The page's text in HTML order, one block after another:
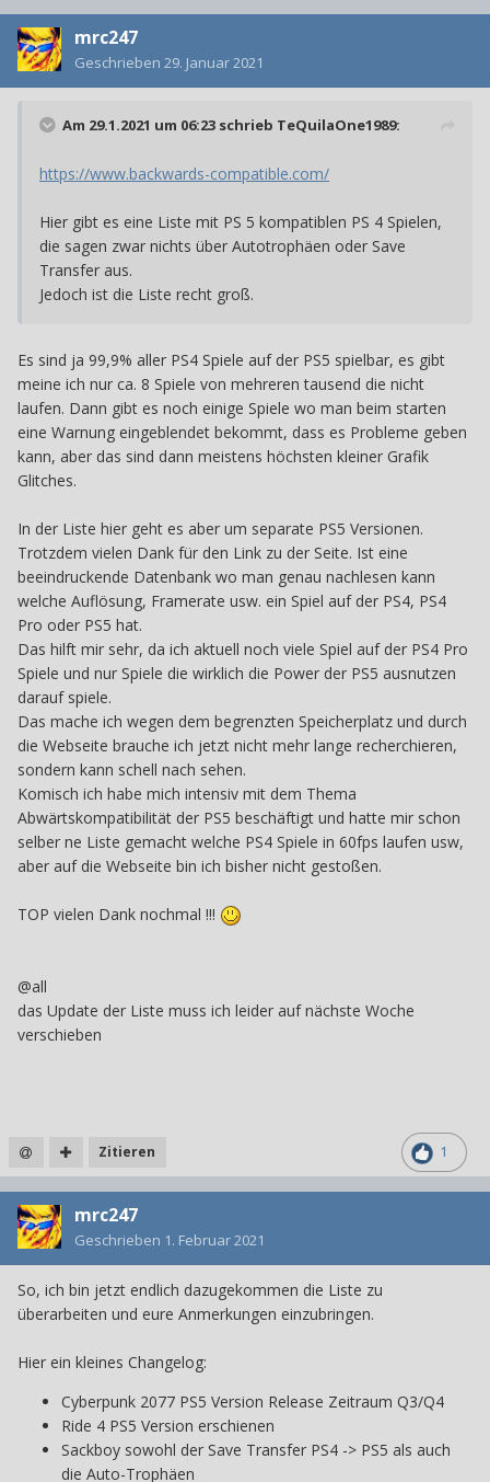
mrc247
Geschrieben 29. Januar 2021
Am 29.1.2021 um 06:23 schrieb TeQuilaOne1989:
https://www.backwards-compatible.com/
Hier gibt es eine Liste mit PS 5 kompatiblen PS 4 Spielen,
die sagen zwar nichts über Autotrophäen oder Save
Transfer aus.
Jedoch ist die Liste recht groß.
Es sind ja 99,9% aller PS4 Spiele auf der PS5 spielbar, es gibt
meine ich nur ca. 8 Spiele von mehreren tausend die nicht
laufen. Dann gibt es noch einige Spiele wo man beim starten
eine Warnung eingeblendet bekommt, dass es Probleme geben
kann, aber das sind dann meistens höchsten kleiner Grafik
Glitches.
In der Liste hier geht es aber um separate PS5 Versionen.
Trotzdem vielen Dank für den Link zu der Seite. Ist eine
beeindruckende Datenbank wo man genau nachlesen kann
welche Auflösung, Framerate usw. ein Spiel auf der PS4, PS4
Pro oder PS5 hat.
Das hilft mir sehr, da ich aktuell noch viele Spiel auf der PS4 Pro
Spiele und nur Spiele die wirklich die Power der PS5 ausnutzen
darauf spiele.
Das mache ich wegen dem begrenzten Speicherplatz und durch
die Webseite brauche ich jetzt nicht mehr lange recherchieren,
sondern kann schell nach sehen.
Komisch ich habe mich intensiv mit dem Thema
Abwärtskompatibilität der PS5 beschäftigt und hatte mir schon
selber ne Liste gemacht welche PS4 Spiele in 60fps laufen usw,
aber auf die Webseite bin ich bisher nicht gestoßen.
TOP vielen Dank nochmal !!!
@all
das Update der Liste muss ich leider auf nächste Woche
verschieben
1
Zitieren
mrc247
Geschrieben 1. Februar 2021
So, ich bin jetzt endlich dazugekommen die Liste zu
überarbeiten und eure Anmerkungen einzubringen.
Hier ein kleines Changelog:
Cyberpunk 2077 PS5 Version Release Zeitraum Q3/Q4
Ride 4 PS5 Version erschienen
Sackboy sowohl der Save Transfer PS4 -> PS5 als auch
die Auto-Trophäen